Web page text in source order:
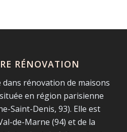
RÉNOVATION
rénovation de maisons
en région parisienne
Saint-Denis, 93). Elle est
de-Marne (94) et de la